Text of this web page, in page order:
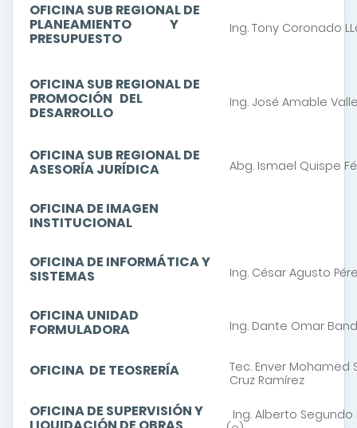
OFICINA SUB REGIONAL DE
PLANEAMIENTO Y
PRESUPUESTO
Ing. Tony Coronado
OFICINA SUB REGIONAL DE
PROMOCIÓN DEL
DESARROLLO
Ing. José Amable
OFICINA SUB REGIONAL DE
ASESORÍA JURÍDICA Abg. Ismael Quispe
OFICINA DE IMAGEN
INSTITUCIONAL
OFICINA DE INFORMÁTICA Y
SISTEMAS Ing. César Agusto
OFICINA UNIDAD
FORMULADORA Ing. Dante Omar
OFICINA DE TEOSRERÍA
Tec. Enver Mohamed
Cruz Ramírez
OFICINA DE SUPERVISIÓN Y Ing. Alberto Segundo